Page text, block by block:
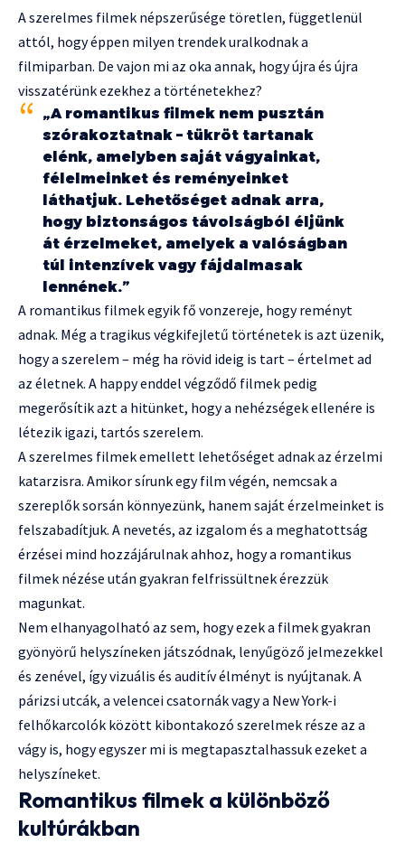
A szerelmes filmek népszerűsége töretlen, függetlenül
attól, hogy éppen milyen trendek uralkodnak a
filmiparban. De vajon mi az oka annak, hogy újra és újra
visszatérünk ezekhez a történetekhez?
„A romantikus filmek nem pusztán
szórakoztatnak – tükröt tartanak
elénk, amelyben saját vágyainkat,
félelmeinket és reményeinket
láthatjuk. Lehetőséget adnak arra,
hogy biztonságos távolságból éljünk
át érzelmeket, amelyek a valóságban
túl intenzívek vagy fájdalmasak
lennének.”
A romantikus filmek egyik fő vonzereje, hogy reményt
adnak. Még a tragikus végkifejletű történetek is azt üzenik,
hogy a szerelem – még ha rövid ideig is tart – értelmet ad
az életnek. A happy enddel végződő filmek pedig
megerősítik azt a hitünket, hogy a nehézségek ellenére is
létezik igazi, tartós szerelem.
A szerelmes filmek emellett lehetőséget adnak az érzelmi
katarzisra. Amikor sírunk egy film végén, nemcsak a
szereplők sorsán könnyezünk, hanem saját érzelmeinket is
felszabadítjuk. A nevetés, az izgalom és a meghatottság
érzései mind hozzájárulnak ahhoz, hogy a romantikus
filmek nézése után gyakran felfrissültnek érezzük
magunkat.
Nem elhanyagolható az sem, hogy ezek a filmek gyakran
gyönyörű helyszíneken játszódnak, lenyűgöző jelmezekkel
és zenével, így vizuális és auditív élményt is nyújtanak. A
párizsi utcák, a velencei csatornák vagy a New York-i
felhőkarcolók között kibontakozó szerelmek része az a
vágy is, hogy egyszer mi is megtapasztalhassuk ezeket a
helyszíneket.
Romantikus filmek a különböző
kultúrákban